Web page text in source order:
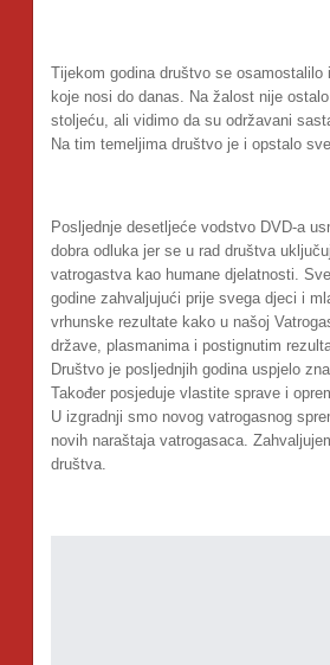
Tijekom godina društvo se
koje nosi do danas. Na žalost nije
stoljeću, ali vidimo da su održavani
Na tim temeljima društvo je i opstalo
Posljednje desetljeće vodstvo DVD-a
dobra odluka jer se u rad društva
vatrogastva kao humane djelatnosti.
godine zahvaljujući prije svega djeci i
vrhunske rezultate kako u našoj
države, plasmanima i postignutim
Društvo je posljednjih godina uspjelo
Također posjeduje vlastite sprave i
U izgradnji smo novog vatrogasnog
novih naraštaja vatrogasaca.
društva.